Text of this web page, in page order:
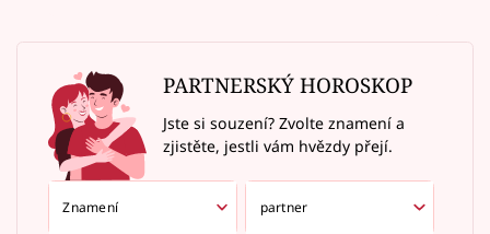
PARTNERSKÝ HOROSKOP
Jste si souzení? Zvolte znamení a
zjistěte, jestli vám hvězdy přejí.